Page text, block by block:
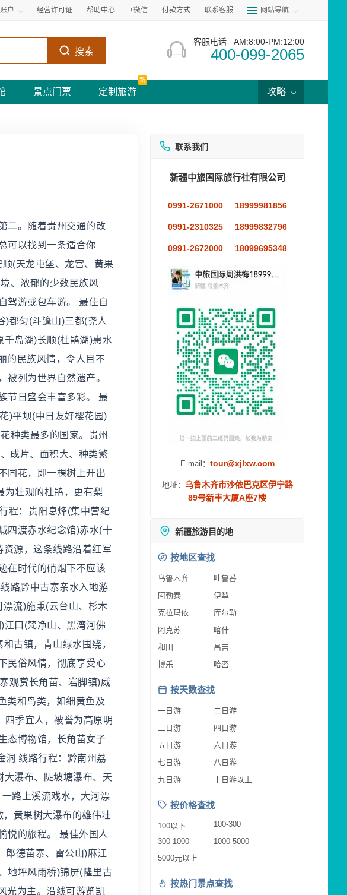
户 经营许可证 帮助中心 +微信 付款方式 联系客服 网站导航
搜索
客服电话 AM:8:00-PM:12:00
400-099-2065
景点门票 定制旅游
新
攻略
二。随着贵州交通的改
可以找到一条适合你
(天龙屯堡、龙宫、黄果
、浓郁的少数民族风
驾游或包车游。 最佳自
)都匀(斗篷山)三都(尧人
千岛湖)长顺(杜鹃湖)惠水
的民族风情，令人目不
被列为世界自然遗产。
节日盛会丰富多彩。 最
)平坝(中日友好樱花园)
种类最多的国家。贵州
成片、面积大、种类繁
同花，即一棵树上开出
为壮观的杜鹃，更有梨
程：贵阳息烽(集中营纪
四渡赤水纪念馆)赤水(十
源，这条线路沿着红军
在时代的硝烟下不应该
路黔中古寨亲水入地游
流)施秉(云台山、杉木
江口(梵净山、黑湾河佛
古镇，青山绿水围绕，
民俗风情，彻底享受心
观赏长角苗、岩脚镇)威
类和鸟类，如细黄鱼及
四季宜人，被誉为高原明
态博物馆，长角苗女子
洞 线路行程：黔南州荔
瀑布、陡坡塘瀑布、天
路上溪流戏水，大河漂
黄果树大瀑布的雄伟壮
悦的旅程。 最佳外国人
郎德苗寨、雷公山)麻江
地坪风雨桥)锦屏(隆里古
光为主。沿线可游览凯
联系我们
新疆中旅国际旅行社有限公司
0991-2671000 18999981856
0991-2310325 18999832796
0991-2672000 18099695348
E-mail： tour@xjlxw.com
地址： 乌鲁木齐市沙依巴克区伊宁路
89号新丰大厦A座7楼
新疆旅游目的地
按地区查找
乌鲁木齐
吐鲁番
阿勒泰
伊犁
克拉玛依
库尔勒
阿克苏
喀什
和田
昌吉
博乐
哈密
按天数查找
一日游
二日游
三日游
四日游
五日游
六日游
七日游
八日游
九日游
十日游以上
按价格查找
100以下
100-300
300-1000
1000-5000
5000元以上
按热门景点查找